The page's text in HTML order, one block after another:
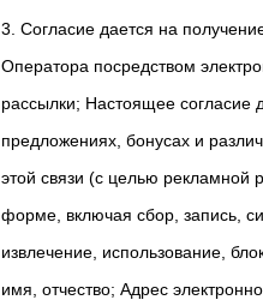
3. Согласие дается на
Оператора посредством
рассылки; Настоящее согласие
предложениях, бонусах и
этой связи (с целью рекламной
форме, включая сбор, запись,
извлечение, использование,
имя, отчество; Адрес